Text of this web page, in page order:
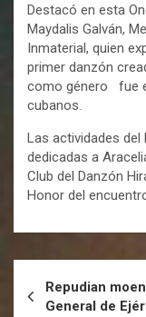
Destacó en esta
Maydalis Galván,
Inmaterial, quien
primer danzón
como género fue
cubanos.
Las actividades
dedicadas a
Club del Danzón
Honor del
Repudian
General de